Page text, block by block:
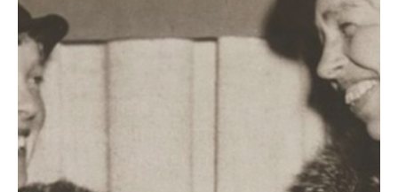
Όταν η Αμέλια Έρχαρτ
συνάντησε την Έλενορ